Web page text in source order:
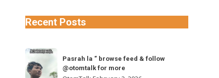
Recent Posts
Pasrah
la
Pasrah la “ browse feed & follow
@otomtalk for more